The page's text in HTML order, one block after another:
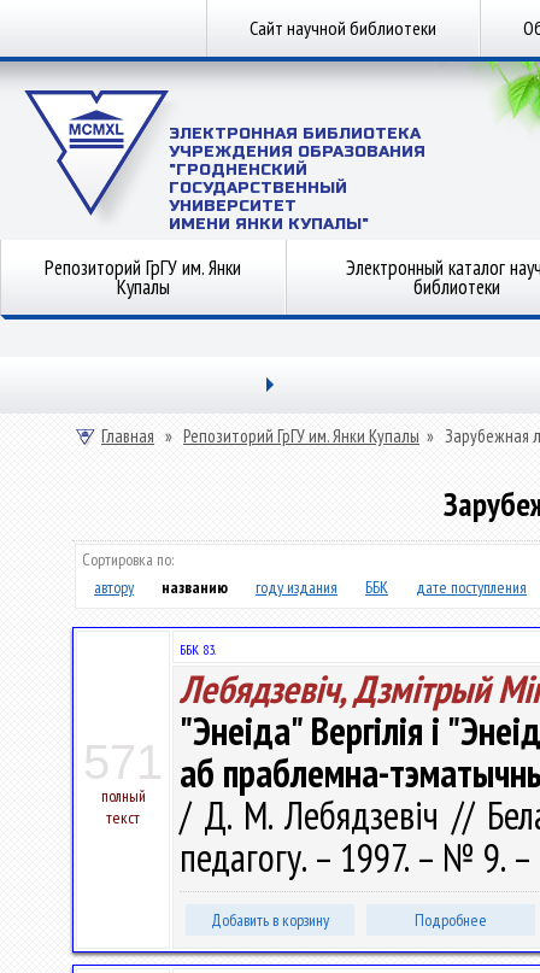
Сайт научной библиотеки
ЭЛЕКТРОННАЯ БИБЛИОТЕКА
УЧРЕЖДЕНИЯ ОБРАЗОВАНИЯ
"ГРОДНЕНСКИЙ
ГОСУДАРСТВЕННЫЙ
УНИВЕРСИТЕТ
ИМЕНИ ЯНКИ КУПАЛЫ"
Репозиторий ГрГУ им. Янки
Купалы
Электронный каталог
библиотеки
Главная » Репозиторий ГрГУ им. Янки Купалы » Зарубежная
Сортировка по:
автору
названию году издания ББК дате поступления
571
полный
текст
ББК 83.
Лебядзевіч, Дзмітрый
"Энеіда" Вергілія i
аб праблемна-
/ Д. М. Лебядзевіч //
педагогу. – 1997. – № 9.
Добавить в корзину Подробнее